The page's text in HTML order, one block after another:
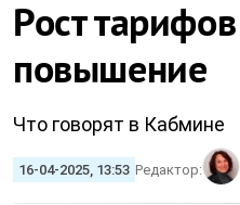
Рост
повышение
Что говорят в Кабмине
16-04-2025, 13:53 Редактор: